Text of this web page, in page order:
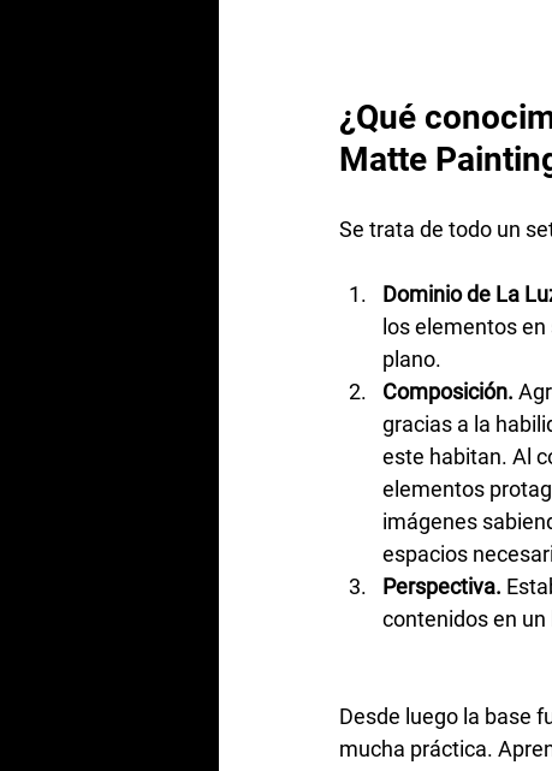
¿Qué
Matte
Se trata de todo un
Dominio de La
los elementos
plano.
Composición.
gracias a la
este habitan. Al
elementos
imágenes
espacios
Perspectiva.
contenidos en
Desde luego la base
mucha práctica.